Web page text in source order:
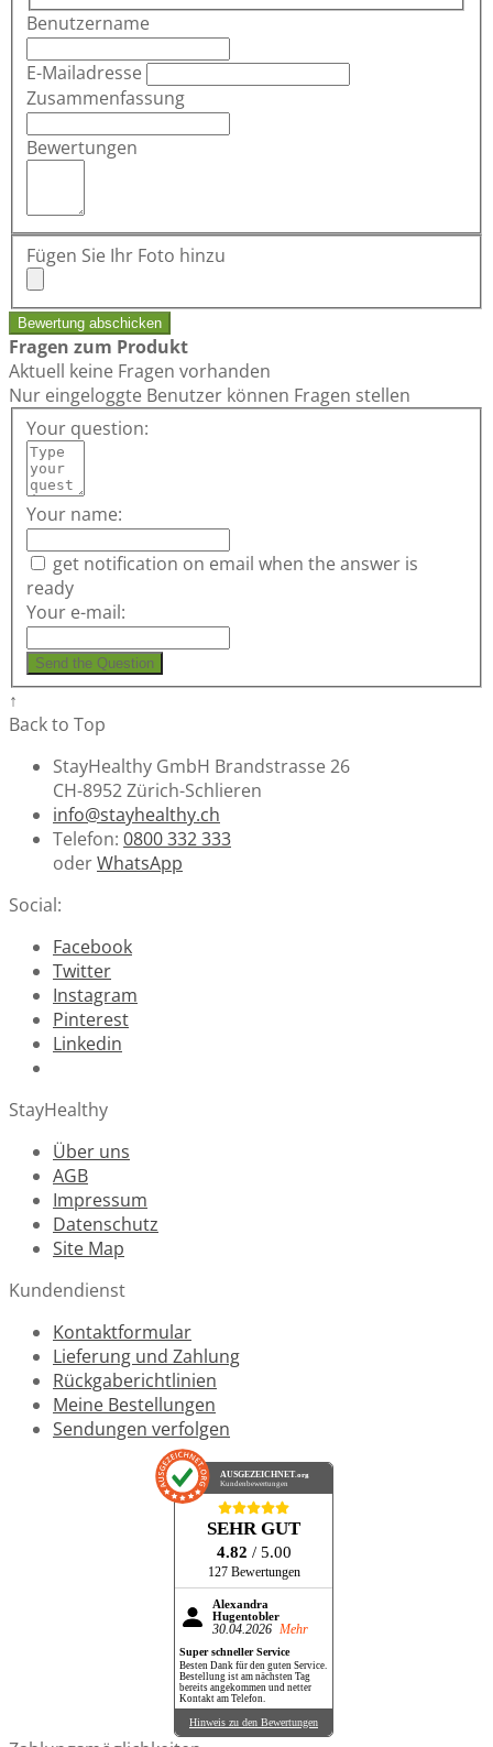
Benutzername
E-Mailadresse
Zusammenfassung
Bewertungen
Fügen Sie Ihr Foto hinzu
Bewertung abschicken
Fragen zum Produkt
Aktuell keine Fragen vorhanden
Nur eingeloggte Benutzer können Fragen stellen
Your question:
Your name:
get notification on email when the answer is
ready
Your e-mail:
Send the Question
↑
Back to Top
StayHealthy GmbH Brandstrasse 26
CH-8952 Zürich-Schlieren
info@stayhealthy.ch
Telefon: 0800 332 333
oderWhatsApp
Social:
Facebook
Twitter
Instagram
Pinterest
Linkedin
StayHealthy
Über uns
AGB
Impressum
Datenschutz
Site Map
Kundendienst
Kontaktformular
Lieferung und Zahlung
Rückgaberichtlinien
Meine Bestellungen
Sendungen verfolgen
AUSGEZEICHNET.org
Kundenbewertungen
SEHR GUT
4.82 / 5.00
127 Bewertungen
Alexandra
Hugentobler
30.04.2026 Mehr
Super schneller Service
Besten Dank für den guten Service.
Bestellung ist am nächsten Tag
bereits angekommen und netter
Kontakt am Telefon.
Hinweis zu den Bewertungen